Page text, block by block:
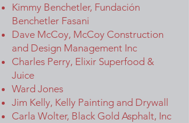
Kimmy Benchetler, Fundación
Benchetler Fasani
Dave McCoy, McCoy Construction
and Design Management Inc
Charles Perry, Elixir Superfood &
Juice
Ward Jones
Jim Kelly, Kelly Painting and Drywall
Carla Wolter, Black Gold Asphalt, Inc